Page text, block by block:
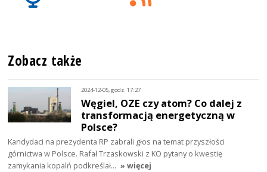
Zobacz także
2024-12-05, godz. 17:27
Węgiel, OZE czy atom? Co dalej z
transformacją energetyczną w
Polsce?
Kandydaci na prezydenta RP zabrali głos na temat przyszłości
górnictwa w Polsce. Rafał Trzaskowski z KO pytany o kwestię
zamykania kopalń podkreślał… » więcej